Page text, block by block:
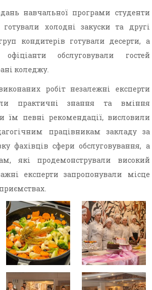
навчальної програми студенти
готували холодні закуски та другі
кондитерів готували десерти, а
обслуговували гостей
коледжу.
робіт незалежні експерти
практичні знання та вміння
їм певні рекомендації, висловили
працівникам закладу за
фахівців сфери обслуговування, а
які продемонстрували високий
експерти запропонували місце